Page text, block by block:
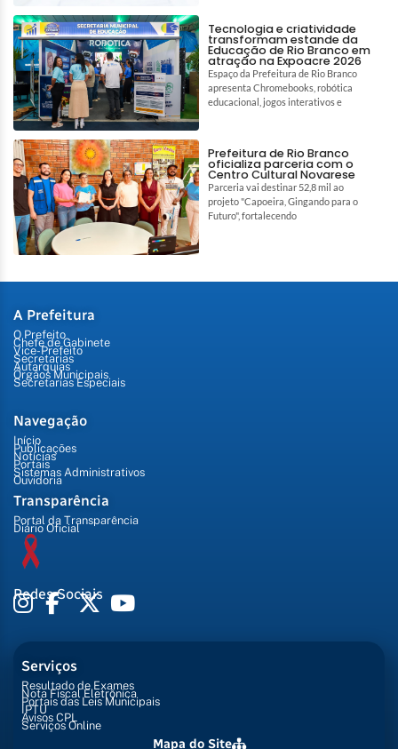
Tecnologia e criatividade
transformam estande da
Educação de Rio Branco em
atração na Expoacre 2026
Espaço da Prefeitura de Rio Branco
apresenta Chromebooks, robótica
educacional, jogos interativos e
Prefeitura de Rio Branco
oficializa parceria com o
Centro Cultural Novarese
Parceria vai destinar 52,8 mil ao
projeto "Capoeira, Gingando para o
Futuro", fortalecendo
A Prefeitura
O Prefeito
Chefe de Gabinete
Vice-Prefeito
Secretarias
Autarquias
Órgãos Municipais
Secretarias Especiais
Navegação
Início
Publicações
Notícias
Portais
Sistemas Administrativos
Ouvidoria
Transparência
Portal da Transparência
Diário Oficial
Redes Sociais
Serviços
Resultado de Exames
Nota Fiscal Eletrônica
Portais das Leis Municipais
IPTU
Avisos CPL
Serviços Online
Mapa do Site